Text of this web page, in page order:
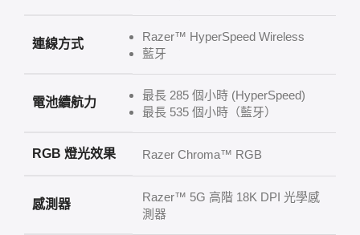
連線方式
Razer™ HyperSpeed Wireless
藍牙
電池續航力
最長 285 個小時 (HyperSpeed)
最長 535 個小時（藍牙）
RGB 燈光效果 Razer Chroma™ RGB
感測器
Razer™ 5G 高階 18K DPI 光學感
測器